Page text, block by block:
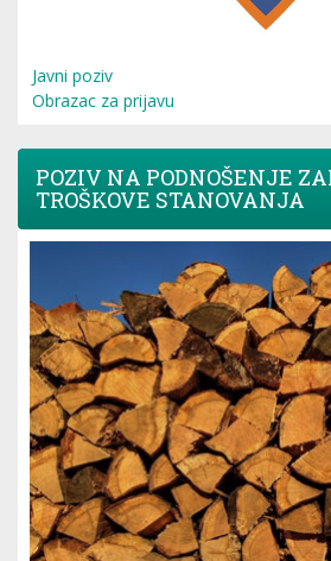
Javni poziv
Obrazac za prijavu
POZIV NA PODNOŠENJE
TROŠKOVE STANOVANJA